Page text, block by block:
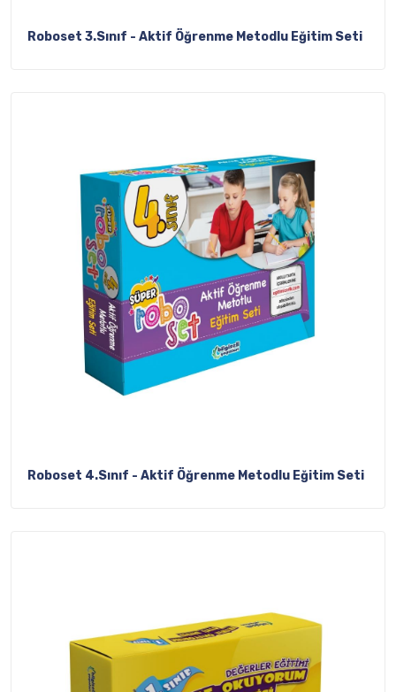
Roboset 3.Sınıf - Aktif Öğrenme Metodlu Eğitim Seti
Roboset 4.Sınıf - Aktif Öğrenme Metodlu Eğitim Seti